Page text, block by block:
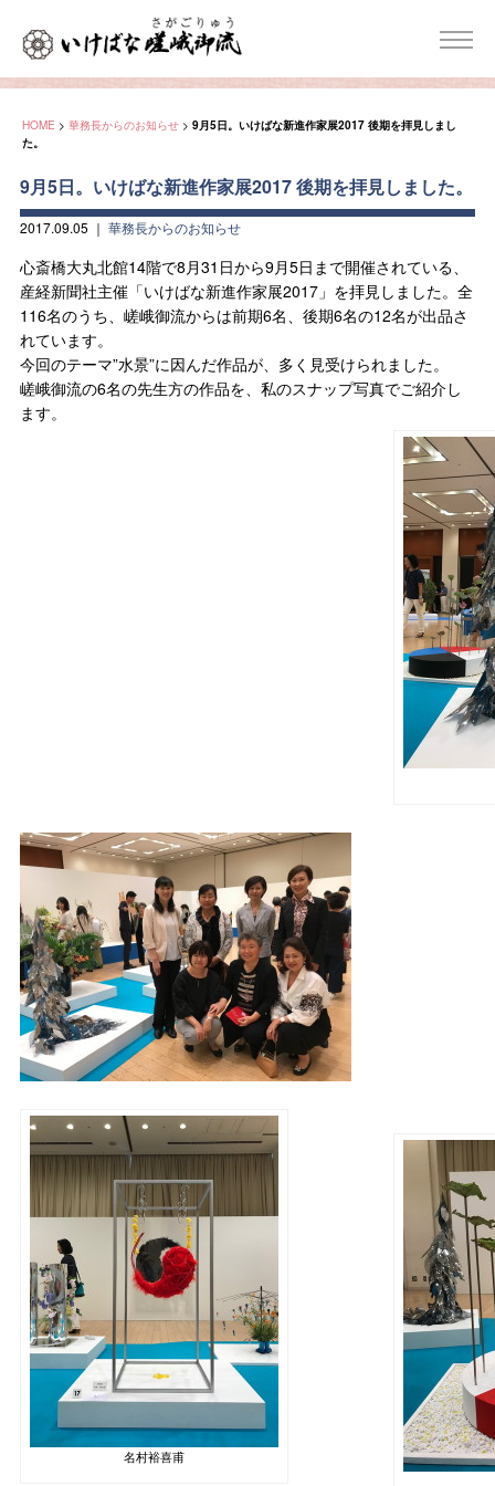
HOME > 華務長からのお知らせ > 9月5日。いけばな新進作家展2017 後期を拝見しまし
た。
9月5日。いけばな新進作家展2017 後期を拝見しました。
2017.09.05 ｜ 華務長からのお知らせ
心斎橋大丸北館14階で8月31日から9月5日まで開催されている、
産経新聞社主催「いけばな新進作家展2017」を拝見しました。全
116名のうち、嵯峨御流からは前期6名、後期6名の12名が出品さ
れています。
今回のテーマ”水景”に因んだ作品が、多く見受けられました。
嵯峨御流の6名の先生方の作品を、私のスナップ写真でご紹介し
ます。
名村裕喜甫